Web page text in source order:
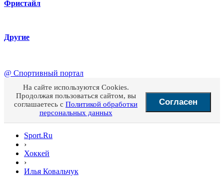
Фристайл
Другие
@ Спортивный портал
На сайте используются Cookies.
Продолжая пользоваться сайтом, вы
соглашаетесь с Политикой обработки
персональных данных
Согласен
Sport.Ru
›
Хоккей
›
Илья Ковальчук